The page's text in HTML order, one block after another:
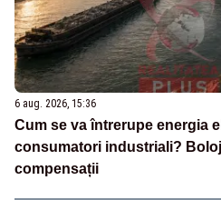
6 aug. 2026, 15:36
Cum se va întrerupe energia
consumatori industriali?
compensații